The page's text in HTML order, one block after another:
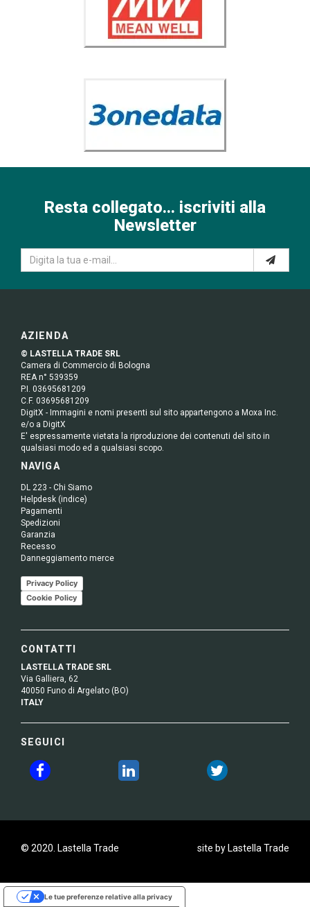
Resta collegato... iscriviti alla
Newsletter
AZIENDA
© LASTELLA TRADE SRL
Camera di Commercio di Bologna
REA n° 539359
P.I. 03695681209
C.F. 03695681209
DigitX - Immagini e nomi presenti sul sito appartengono a Moxa Inc.
e/o a DigitX
E' espressamente vietata la riproduzione dei contenuti del sito in
qualsiasi modo ed a qualsiasi scopo.
NAVIGA
DL 223 - Chi Siamo
Helpdesk (indice)
Pagamenti
Spedizioni
Garanzia
Recesso
Danneggiamento merce
Privacy Policy
Cookie Policy
CONTATTI
LASTELLA TRADE SRL
Via Galliera, 62
40050 Funo di Argelato (BO)
ITALY
SEGUICI
© 2020. Lastella Trade site by Lastella Trade
Le tue preferenze relative alla privacy